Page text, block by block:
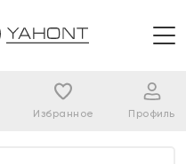
Избранное Профиль